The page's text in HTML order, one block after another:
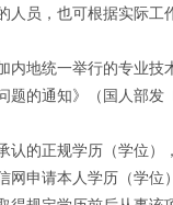
，也可根据实际工
地统一举行的专业技
题的通知》（国人部
的正规学历（学位）
申请本人学历（学位